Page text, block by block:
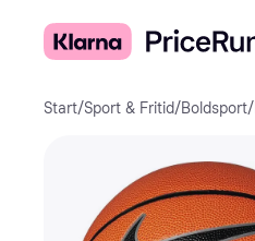
Start/Sport & Fritid/Boldsport/